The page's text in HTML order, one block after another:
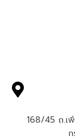
168/45 ถ.เ